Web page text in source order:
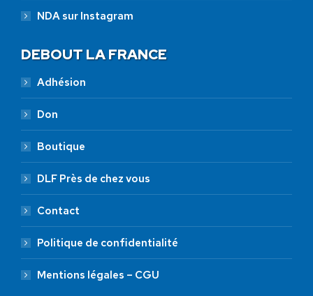
NDA sur Instagram
DEBOUT LA FRANCE
Adhésion
Don
Boutique
DLF Près de chez vous
Contact
Politique de confidentialité
Mentions légales – CGU